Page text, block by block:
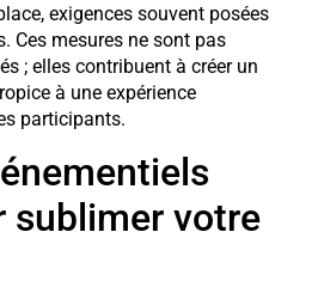
exigences souvent posées
Ces mesures ne sont pas
; elles contribuent à créer un
à une expérience
participants.
sublimer votre